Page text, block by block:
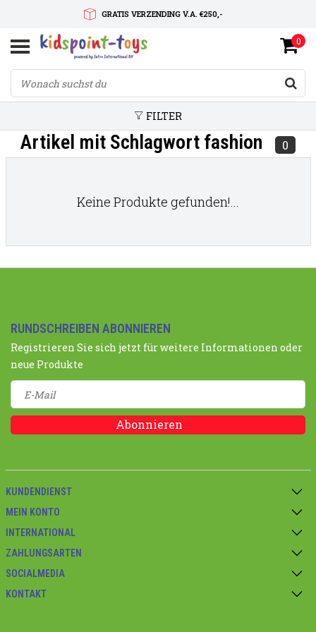
GRATIS VERZENDING V.A. €250,-
SNELLE LEVERTIJD
SERVICE OP MAAT
0
FILTER
Artikel mit Schlagwort fashion 0
Keine Produkte gefunden!...
RUNDSCHREIBEN ABONNIEREN
Registrieren Sie sich jetzt für weitere Informationen oder
neue Produkte
Abonnieren
KUNDENDIENST
MEIN KONTO
INTERNATIONAL
ZAHLUNGSARTEN
SOCIALMEDIA
KONTAKT